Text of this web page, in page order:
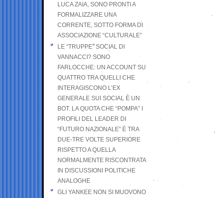
LUCA ZAIA, SONO PRONTI A
FORMALIZZARE UNA
CORRENTE, SOTTO FORMA DI
ASSOCIAZIONE “CULTURALE”
LE “TRUPPE” SOCIAL DI
VANNACCI? SONO
FARLOCCHE: UN ACCOUNT SU
QUATTRO TRA QUELLI CHE
INTERAGISCONO L’EX
GENERALE SUI SOCIAL È UN
BOT. LA QUOTA CHE “POMPA” I
PROFILI DEL LEADER DI
“FUTURO NAZIONALE” È TRA
DUE-TRE VOLTE SUPERIORE
RISPETTO A QUELLA
NORMALMENTE RISCONTRATA
IN DISCUSSIONI POLITICHE
ANALOGHE
GLI YANKEE NON SI MUOVONO